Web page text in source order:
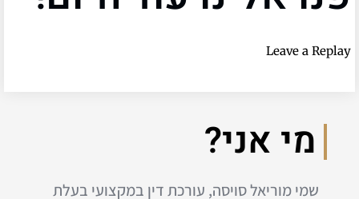
Leave a Replay
מי אני?
שמי מוריאל סויסה, עורכת דין במקצועי בעלת